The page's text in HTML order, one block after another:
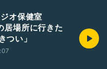
オ保健室
居場所に行きた
つい」